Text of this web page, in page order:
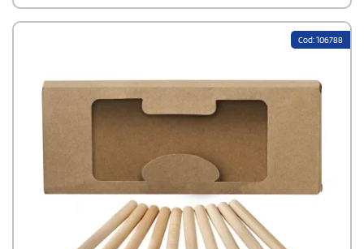
Cod: 106788